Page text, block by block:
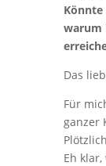
Könnte
warum
Das
Für
ganzer
Eh